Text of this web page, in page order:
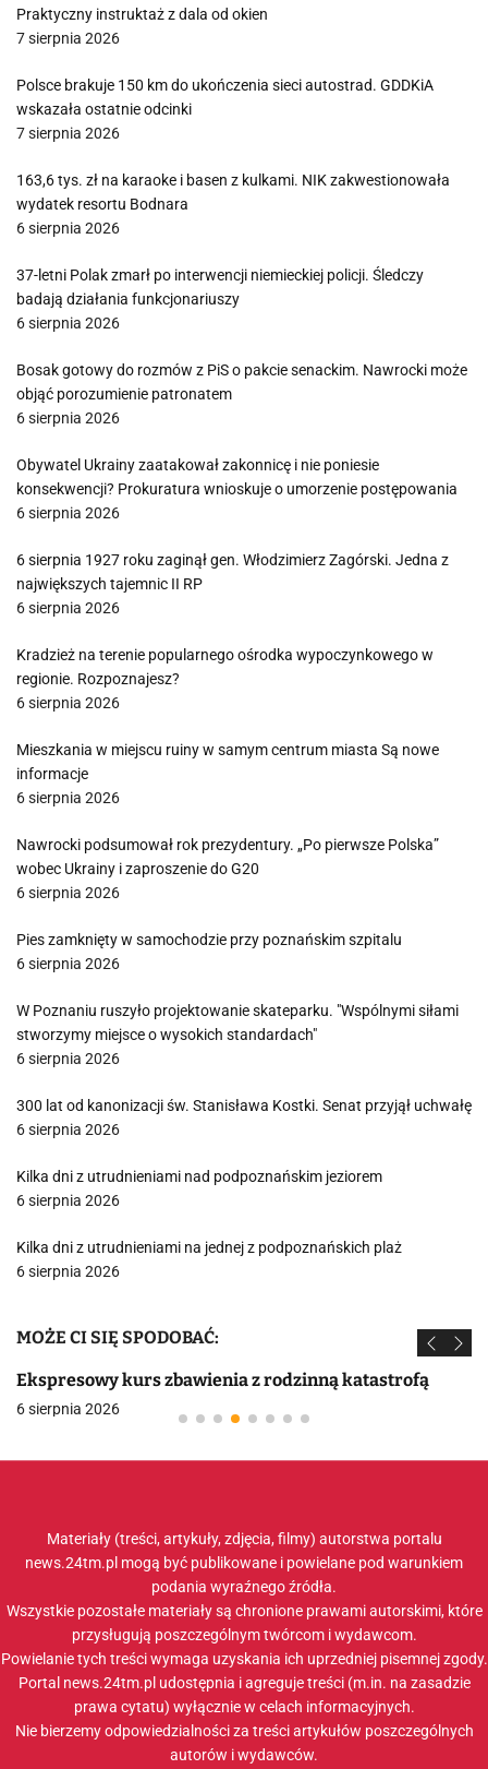
Praktyczny instruktaż z dala od okien
7 sierpnia 2026
Polsce brakuje 150 km do ukończenia sieci autostrad. GDDKiA
wskazała ostatnie odcinki
7 sierpnia 2026
163,6 tys. zł na karaoke i basen z kulkami. NIK zakwestionowała
wydatek resortu Bodnara
6 sierpnia 2026
37-letni Polak zmarł po interwencji niemieckiej policji. Śledczy
badają działania funkcjonariuszy
6 sierpnia 2026
Bosak gotowy do rozmów z PiS o pakcie senackim. Nawrocki może
objąć porozumienie patronatem
6 sierpnia 2026
Obywatel Ukrainy zaatakował zakonnicę i nie poniesie
konsekwencji? Prokuratura wnioskuje o umorzenie postępowania
6 sierpnia 2026
6 sierpnia 1927 roku zaginął gen. Włodzimierz Zagórski. Jedna z
największych tajemnic II RP
6 sierpnia 2026
Kradzież na terenie popularnego ośrodka wypoczynkowego w
regionie. Rozpoznajesz?
6 sierpnia 2026
Mieszkania w miejscu ruiny w samym centrum miasta Są nowe
informacje
6 sierpnia 2026
Nawrocki podsumował rok prezydentury. „Po pierwsze Polska”
wobec Ukrainy i zaproszenie do G20
6 sierpnia 2026
Pies zamknięty w samochodzie przy poznańskim szpitalu
6 sierpnia 2026
W Poznaniu ruszyło projektowanie skateparku. "Wspólnymi siłami
stworzymy miejsce o wysokich standardach"
6 sierpnia 2026
300 lat od kanonizacji św. Stanisława Kostki. Senat przyjął uchwałę
6 sierpnia 2026
Kilka dni z utrudnieniami nad podpoznańskim jeziorem
6 sierpnia 2026
Kilka dni z utrudnieniami na jednej z podpoznańskich plaż
6 sierpnia 2026
MOŻE CI SIĘ SPODOBAĆ:
Ekspresowy kurs zbawienia z rodzinną katastrofą
6 sierpnia 2026
Materiały (treści, artykuły, zdjęcia, filmy) autorstwa portalu
news.24tm.pl mogą być publikowane i powielane pod warunkiem
podania wyraźnego źródła.
Wszystkie pozostałe materiały są chronione prawami autorskimi, które
przysługują poszczególnym twórcom i wydawcom.
Powielanie tych treści wymaga uzyskania ich uprzedniej pisemnej zgody.
Portal news.24tm.pl udostępnia i agreguje treści (m.in. na zasadzie
prawa cytatu) wyłącznie w celach informacyjnych.
Nie bierzemy odpowiedzialności za treści artykułów poszczególnych
autorów i wydawców.